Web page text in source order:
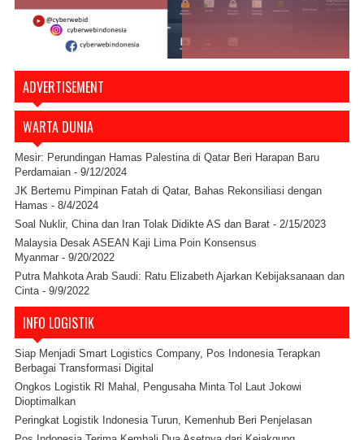
ADVERTISEMENT
WARTA DUNIA
Mesir: Perundingan Hamas Palestina di Qatar Beri Harapan Baru
Perdamaian - 9/12/2024
JK Bertemu Pimpinan Fatah di Qatar, Bahas Rekonsiliasi dengan
Hamas - 8/4/2024
Soal Nuklir, China dan Iran Tolak Didikte AS dan Barat - 2/15/2023
Malaysia Desak ASEAN Kaji Lima Poin Konsensus
Myanmar - 9/20/2022
Putra Mahkota Arab Saudi: Ratu Elizabeth Ajarkan Kebijaksanaan dan
Cinta - 9/9/2022
INFO LOGISTIK
Siap Menjadi Smart Logistics Company, Pos Indonesia Terapkan
Berbagai Transformasi Digital
Ongkos Logistik RI Mahal, Pengusaha Minta Tol Laut Jokowi
Dioptimalkan
Peringkat Logistik Indonesia Turun, Kemenhub Beri Penjelasan